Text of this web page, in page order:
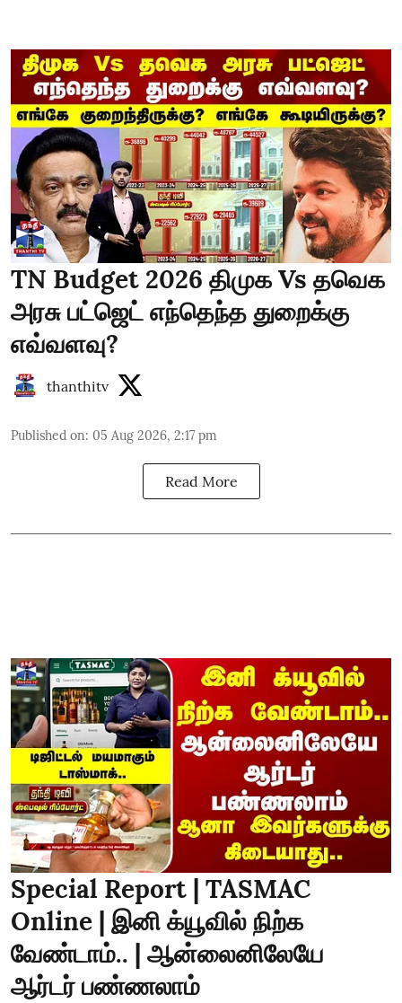
TN Budget 2026 திமுக Vs தவெக
அரசு பட்ஜெட் எந்தெந்த துறைக்கு
எவ்வளவு?
thanthitv
Published on: 05 Aug 2026, 2:17 pm
Read More
Special Report | TASMAC
Online | இனி க்யூவில் நிற்க
வேண்டாம்.. | ஆன்லைனிலேயே
ஆர்டர் பண்ணலாம்